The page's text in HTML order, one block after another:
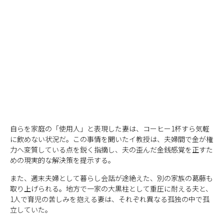
自らを家庭の「使用人」と表現した妻は、コーヒー1杯すら気軽
に飲めない状況だ。この事情を聞いたイ教授は、夫婦間で金が権
力へ変質している点を鋭く指摘し、夫の歪んだ金銭感覚を正すた
めの現実的な解決策を提示する。
また、週末夫婦として暮らし会話が途絶えた、別の家族の葛藤も
取り上げられる。地方で一家の大黒柱として重圧に耐える夫と、
1人で育児の苦しみを抱える妻は、それぞれ異なる孤独の中で孤
立していた。